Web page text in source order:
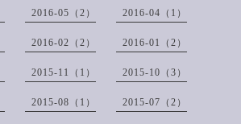
2016-05（2） 2016-04（1）
2016-02（2） 2016-01（2）
2015-11（1） 2015-10（3）
2015-08（1） 2015-07（2）